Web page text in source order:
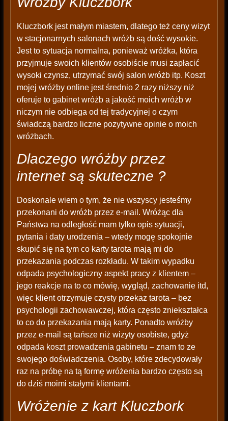
Kluczbork jest małym miastem, dlatego też ceny wizyt
w stacjonarnych salonach wróżb są dość wysokie.
Jest to sytuacja normalna, ponieważ wróżka, która
przyjmuje swoich klientów osobiście musi zapłacić
wysoki czynsz, utrzymać swój salon wróżb itp. Koszt
mojej wróżby online jest średnio 2 razy niższy niż
oferuje to gabinet wróżb a jakość moich wróżb w
niczym nie odbiega od tej tradycyjnej o czym
świadczą bardzo liczne pozytywne opinie o moich
wróżbach.
Dlaczego wróżby przez
internet są skuteczne ?
Doskonale wiem o tym, że nie wszyscy jesteśmy
przekonani do wróżb przez e-mail. Wróżąc dla
Państwa na odległość mam tylko opis sytuacji,
pytania i daty urodzenia – wtedy mogę spokojnie
skupić się na tym co karty tarota mają mi do
przekazania podczas rozkładu. W takim wypadku
odpada psychologiczny aspekt pracy z klientem –
jego reakcje na to co mówię, wygląd, zachowanie itd,
więc klient otrzymuje czysty przekaz tarota – bez
psychologii zachowawczej, która często zniekształca
to co do przekazania mają karty. Ponadto wróżby
przez e-mail są tańsze niż wizyty osobiste, gdyż
odpada koszt prowadzenia gabinetu – znam to ze
swojego doświadczenia. Osoby, które zdecydowały
raz na próbę na tą formę wróżenia bardzo często są
do dziś moimi stałymi klientami.
Wróżenie z kart Kluczbork